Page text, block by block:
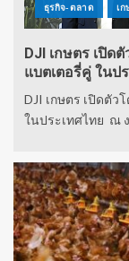
ธุรกิจ-ตลาด เก
DJI เกษตร เปิด
แบตเตอรี่คู่ ในป
DJI เกษตร เปิดตัว
ในประเทศไทย ณ ง